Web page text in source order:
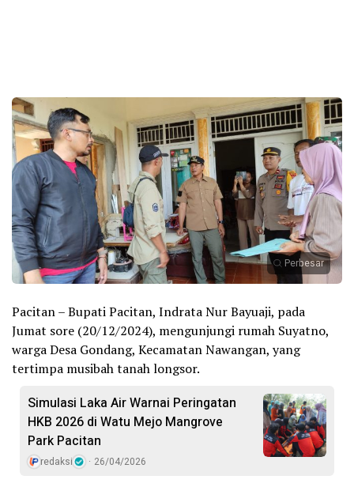
Perbesar
Pacitan – Bupati Pacitan, Indrata Nur Bayuaji, pada
Jumat sore (20/12/2024), mengunjungi rumah Suyatno,
warga Desa Gondang, Kecamatan Nawangan, yang
tertimpa musibah tanah longsor.
Simulasi Laka Air Warnai Peringatan
HKB 2026 di Watu Mejo Mangrove
Park Pacitan
redaksi 26/04/2026